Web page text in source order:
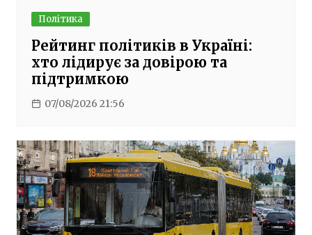
Політика
Рейтинг політиків в Україні:
хто лідирує за довірою та
підтримкою
07/08/2026 21:56